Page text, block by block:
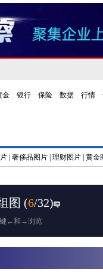
金 银行 保险 数据 行情
奢侈品图片 理财图片 黄金
图 (6/32)
键←和→浏览